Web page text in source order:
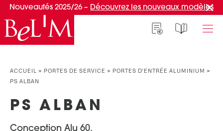
Nouveautés 2025/26 – Découvrez les nouveaux modèles
PAR TYPE
Portes d’entrée
PAR TYPE
Marquises
S'INSPIRER ET CHOISIR
Témoignages clients
ACCUEIL » PORTES DE SERVICE » PORTES D'ENTRÉE ALUMINIUM »
PS ALBAN
PS ALBAN
Conception Alu 60.